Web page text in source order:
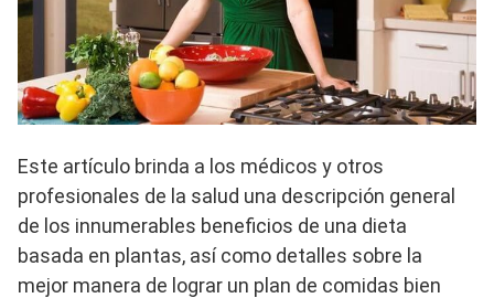
Este artículo brinda a los médicos y otros
profesionales de la salud una descripción general
de los innumerables beneficios de una dieta
basada en plantas, así como detalles sobre la
mejor manera de lograr un plan de comidas bien